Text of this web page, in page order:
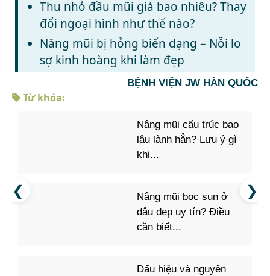
Thu nhỏ đầu mũi giá bao nhiêu? Thay
đổi ngoại hình như thế nào?
Nâng mũi bị hỏng biến dạng – Nỗi lo
sợ kinh hoàng khi làm đẹp
BỆNH VIỆN JW HÀN QUỐC
Từ khóa:
Nâng mũi cấu trúc bao
lâu lành hẳn? Lưu ý gì
khi...
Nâng mũi bọc sụn ở
đâu đẹp uy tín? Điều
cần biết...
Dấu hiệu và nguyên